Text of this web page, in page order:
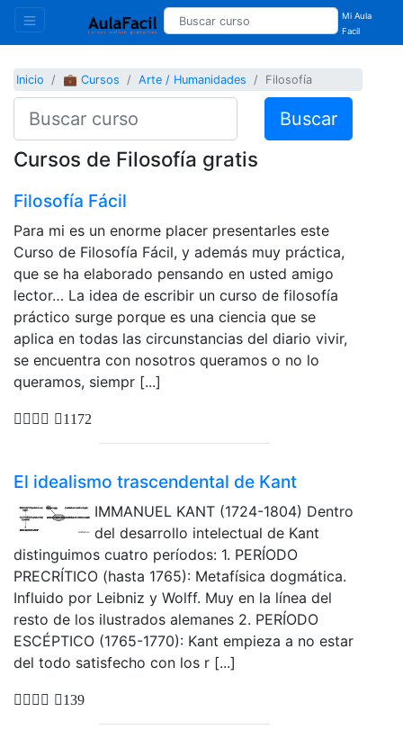
Mi Aula
Facil
Inicio 💼 Cursos Arte / Humanidades Filosofía
Buscar
Cursos de Filosofía gratis
Filosofía Fácil
Para mi es un enorme placer presentarles este
Curso de Filosofía Fácil, y además muy práctica,
que se ha elaborado pensando en usted amigo
lector… La idea de escribir un curso de filosofía
práctico surge porque es una ciencia que se
aplica en todas las circunstancias del diario vivir,
se encuentra con nosotros queramos o no lo
queramos, siempr [...]
1172
El idealismo trascendental de Kant
IMMANUEL KANT (1724-1804) Dentro
del desarrollo intelectual de Kant
distinguimos cuatro períodos: 1. PERÍODO
PRECRÍTICO (hasta 1765): Metafísica dogmática.
Influido por Leibniz y Wolff. Muy en la línea del
resto de los ilustrados alemanes 2. PERÍODO
ESCÉPTICO (1765-1770): Kant empieza a no estar
del todo satisfecho con los r [...]
139